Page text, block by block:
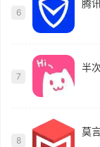
6
腾
7
半
8
莫